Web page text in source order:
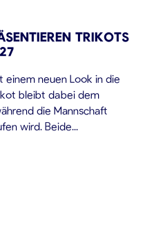
TRIKOTS
einem neuen Look in die
bleibt dabei dem
die Mannschaft
wird. Beide